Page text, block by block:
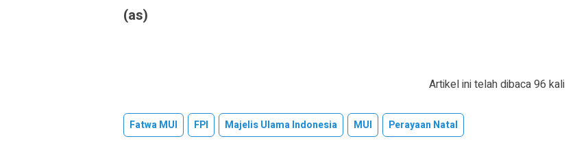
(as)
Artikel ini telah dibaca 96 kali
Fatwa MUI FPI Majelis Ulama Indonesia MUI Perayaan Natal